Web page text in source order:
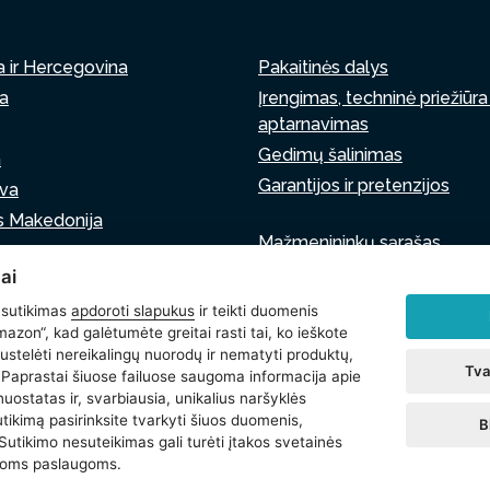
ir Hercegovina
Makedonija
Pakaitinės dalys
Įrengimas, techninė priežiūra
aptarnavimas
Gedimų šalinimas
Garantijos ir pretenzijos
Mažmenininkų sąrašas
Parašykite mums
nustatymai
apdoroti slapukus ir teikti duomenis
kad galėtumėte greitai rasti tai, ko ieškote
nereikalingų nuorodų ir nematyti produktų,
šiuose failuose saugoma informacija apie
ir, svarbiausia, unikalius naršyklės
pasirinksite tvarkyti šiuos duomenis,
nesuteikimas gali turėti įtakos svetainės
paslaugoms.